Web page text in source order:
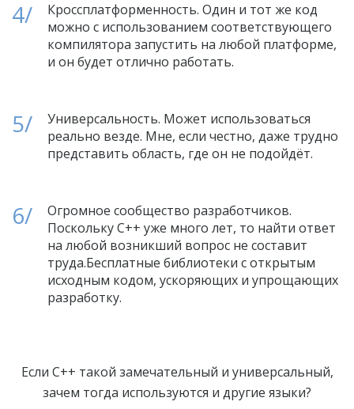
Кроссплатформенность. Один и тот же код
можно с использованием соответствующего
компилятора запустить на любой платформе,
и он будет отлично работать.
Универсальность. Может использоваться
реально везде. Мне, если честно, даже трудно
представить область, где он не подойдёт.
Огромное сообщество разработчиков.
Поскольку C++ уже много лет, то найти ответ
на любой возникший вопрос не составит
труда.Бесплатные библиотеки с открытым
исходным кодом, ускоряющих и упрощающих
разработку.
Если C++ такой замечательный и универсальный,
зачем тогда используются и другие языки?